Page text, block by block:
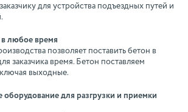
для устройства подъездных путей и
в любое время
позволяет поставить бетон в
заказчика время. Бетон поставляем
выходные.
для разгрузки и приемки